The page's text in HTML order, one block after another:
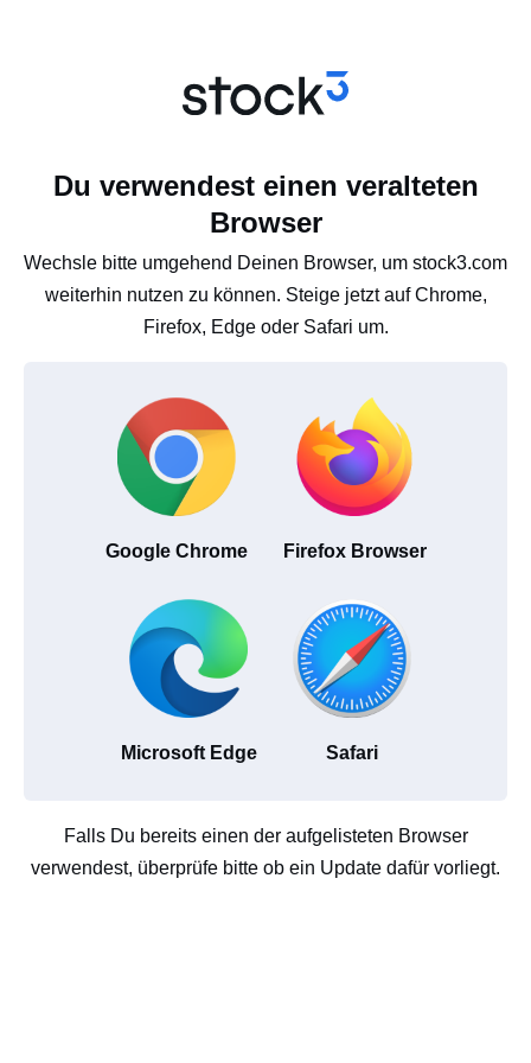
Du verwendest einen veralteten
Browser
Wechsle bitte umgehend Deinen Browser, um stock3.com
weiterhin nutzen zu können. Steige jetzt auf Chrome,
Firefox, Edge oder Safari um.
Google Chrome Firefox Browser
Microsoft Edge Safari
Falls Du bereits einen der aufgelisteten Browser
verwendest, überprüfe bitte ob ein Update dafür vorliegt.